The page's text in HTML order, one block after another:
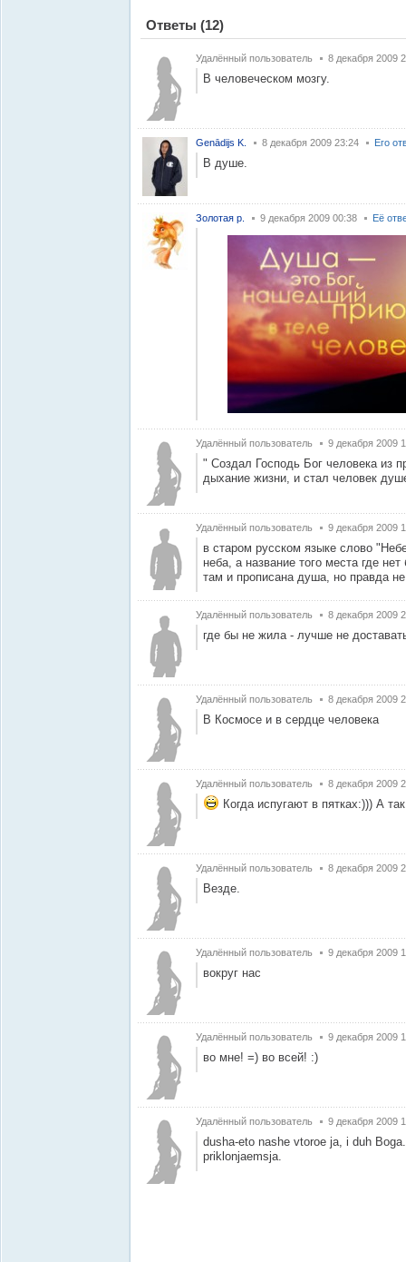
Ответы (12)
Удалённый пользователь 8 декабря 2009
В человеческом мозгу.
Genādijs K. 8 декабря 2009 23:24 Его
В душе.
Золотая р. 9 декабря 2009 00:38 Её
Удалённый пользователь 9 декабря 2009
" Создал Господь Бог человека из
дыхание жизни, и стал человек
Удалённый пользователь 9 декабря 2009
в старом русском языке слово
неба, а название того места где
там и прописана душа, но правда
Удалённый пользователь 8 декабря 2009
где бы не жила - лучше не
Удалённый пользователь 8 декабря 2009
В Космосе и в сердце человека
Удалённый пользователь 8 декабря 2009
Когда испугают в пятках:))) А
Удалённый пользователь 8 декабря 2009
Везде.
Удалённый пользователь 9 декабря 2009
вокруг нас
Удалённый пользователь 9 декабря 2009
во мне! =) во всей! :)
Удалённый пользователь 9 декабря 2009
dusha-eto nashe vtoroe ja, i duh
priklonjaemsja.